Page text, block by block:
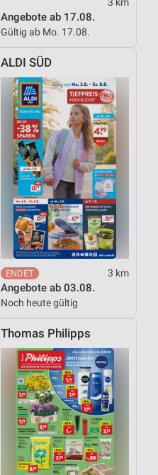
Angebote ab 17.08.
Gültig ab Mo. 17.08.
ALDI SÜD
3 km
Angebote ab 03.08.
Noch heute gültig
Thomas Philipps